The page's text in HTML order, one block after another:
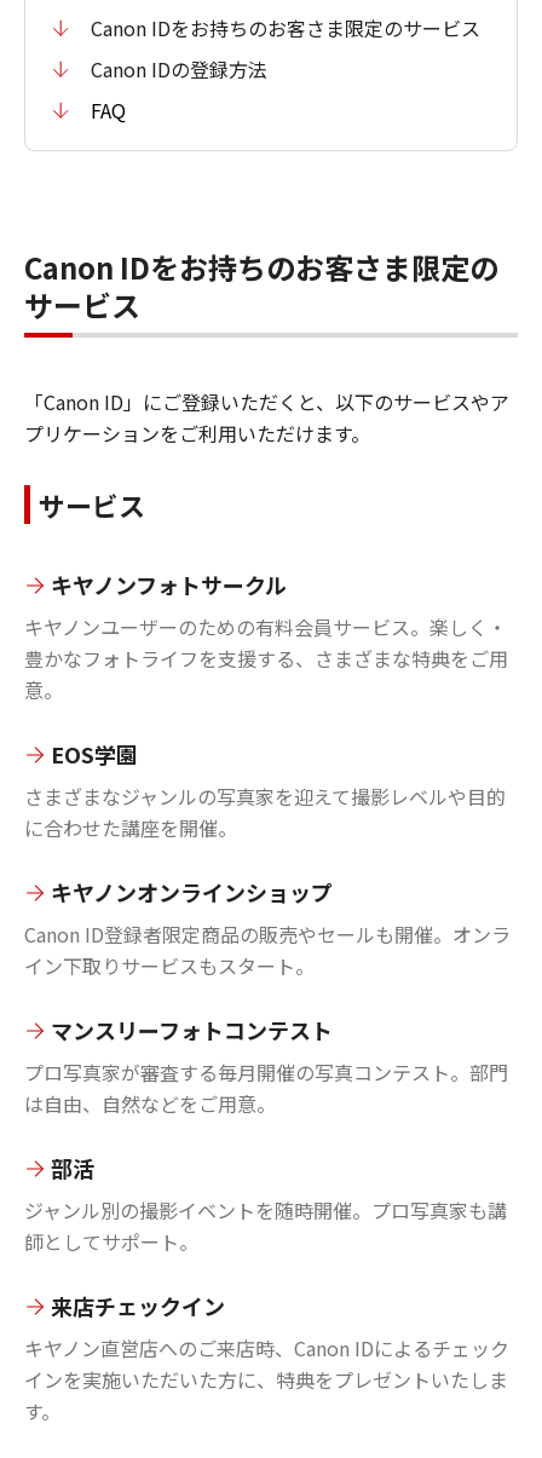
Canon IDをお持ちのお客さま限定のサービス
Canon IDの登録方法
FAQ
Canon IDをお持ちのお客さま限定の
サービス
「Canon ID」にご登録いただくと、以下のサービスやア
プリケーションをご利用いただけます。
サービス
キヤノンフォトサークル
キヤノンユーザーのための有料会員サービス。楽しく・
豊かなフォトライフを支援する、さまざまな特典をご用
意。
EOS学園
さまざまなジャンルの写真家を迎えて撮影レベルや目的
に合わせた講座を開催。
キヤノンオンラインショップ
Canon ID登録者限定商品の販売やセールも開催。オンラ
イン下取りサービスもスタート。
マンスリーフォトコンテスト
プロ写真家が審査する毎月開催の写真コンテスト。部門
は自由、自然などをご用意。
部活
ジャンル別の撮影イベントを随時開催。プロ写真家も講
師としてサポート。
来店チェックイン
キヤノン直営店へのご来店時、Canon IDによるチェック
インを実施いただいた方に、特典をプレゼントいたしま
す。